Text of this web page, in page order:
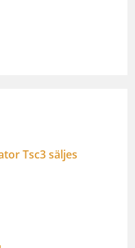
Tsc3 säljes